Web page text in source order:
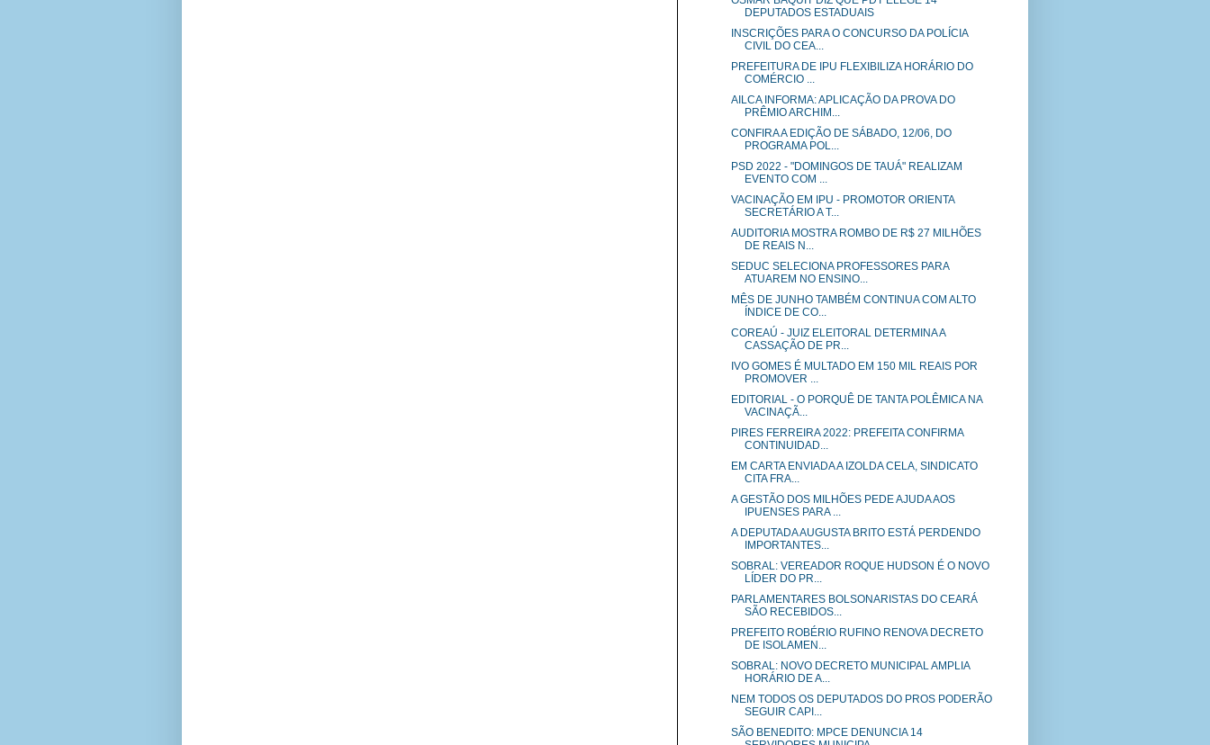
DEPUTADOS ESTADUAIS
INSCRIÇÕES PARA O CONCURSO DA POLÍCIA
CIVIL DO CEA...
PREFEITURA DE IPU FLEXIBILIZA HORÁRIO DO
COMÉRCIO ...
AILCA INFORMA: APLICAÇÃO DA PROVA DO
PRÊMIO ARCHIM...
CONFIRA A EDIÇÃO DE SÁBADO, 12/06, DO
PROGRAMA POL...
PSD 2022 - "DOMINGOS DE TAUÁ" REALIZAM
EVENTO COM ...
VACINAÇÃO EM IPU - PROMOTOR ORIENTA
SECRETÁRIO A T...
AUDITORIA MOSTRA ROMBO DE R$ 27 MILHÕES
DE REAIS N...
SEDUC SELECIONA PROFESSORES PARA
ATUAREM NO ENSINO...
MÊS DE JUNHO TAMBÉM CONTINUA COM ALTO
ÍNDICE DE CO...
COREAÚ - JUIZ ELEITORAL DETERMINA A
CASSAÇÃO DE PR...
IVO GOMES É MULTADO EM 150 MIL REAIS POR
PROMOVER ...
EDITORIAL - O PORQUÊ DE TANTA POLÊMICA NA
VACINAÇÃ...
PIRES FERREIRA 2022: PREFEITA CONFIRMA
CONTINUIDAD...
EM CARTA ENVIADA A IZOLDA CELA, SINDICATO
CITA FRA...
A GESTÃO DOS MILHÕES PEDE AJUDA AOS
IPUENSES PARA ...
A DEPUTADA AUGUSTA BRITO ESTÁ PERDENDO
IMPORTANTES...
SOBRAL: VEREADOR ROQUE HUDSON É O NOVO
LÍDER DO PR...
PARLAMENTARES BOLSONARISTAS DO CEARÁ
SÃO RECEBIDOS...
PREFEITO ROBÉRIO RUFINO RENOVA DECRETO
DE ISOLAMEN...
SOBRAL: NOVO DECRETO MUNICIPAL AMPLIA
HORÁRIO DE A...
NEM TODOS OS DEPUTADOS DO PROS PODERÃO
SEGUIR CAPI...
SÃO BENEDITO: MPCE DENUNCIA 14